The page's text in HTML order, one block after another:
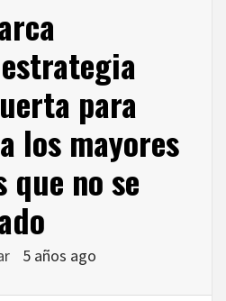
para
los mayores
que no se
5 años ago